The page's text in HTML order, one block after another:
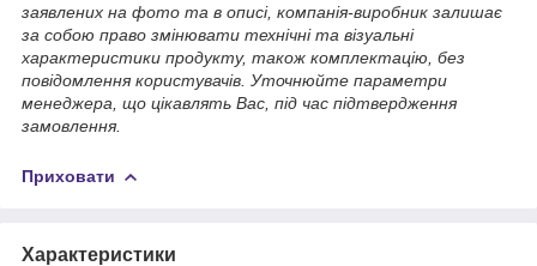
заявлених на фото та в описі, компанія-виробник залишає
за собою право змінювати технічні та візуальні
характеристики продукту, також комплектацію, без
повідомлення користувачів. Уточнюйте параметри
менеджера, що цікавлять Вас, під час підтвердження
замовлення.
Приховати
Характеристики